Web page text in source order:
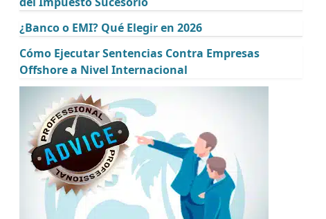
¿Banco o EMI? Qué Elegir en 2026
Cómo Ejecutar Sentencias Contra Empresas
Offshore a Nivel Internacional